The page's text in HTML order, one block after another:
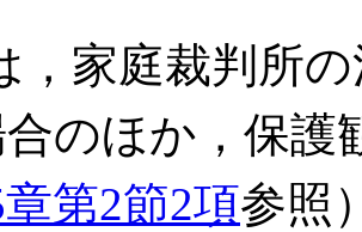
，家庭裁判所
のほか，保護
第2節2項参照